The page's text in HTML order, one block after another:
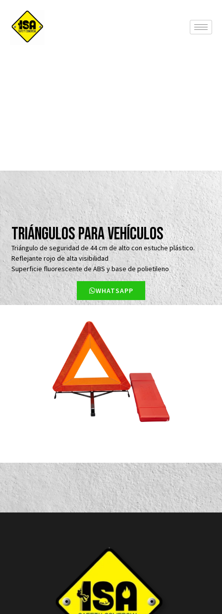
Triángulos para Vehículos
Triángulo de seguridad de 44 cm de alto con estuche plástico.
Reflejante rojo de alta visibilidad
Superficie fluorescente de ABS y base de polietileno
WHATSAPP